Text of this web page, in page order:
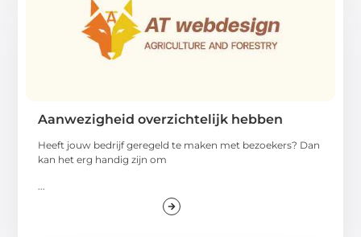
Aanwezigheid overzichtelijk hebben
Heeft jouw bedrijf geregeld te maken met bezoekers? Dan
kan het erg handig zijn om